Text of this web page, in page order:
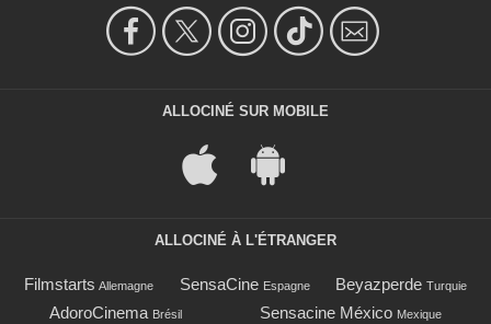
ALLOCINÉ SUR MOBILE
ALLOCINÉ À L'ÉTRANGER
Filmstarts Allemagne SensaCine Espagne Beyazperde Turquie
AdoroCinema Brésil Sensacine México Mexique